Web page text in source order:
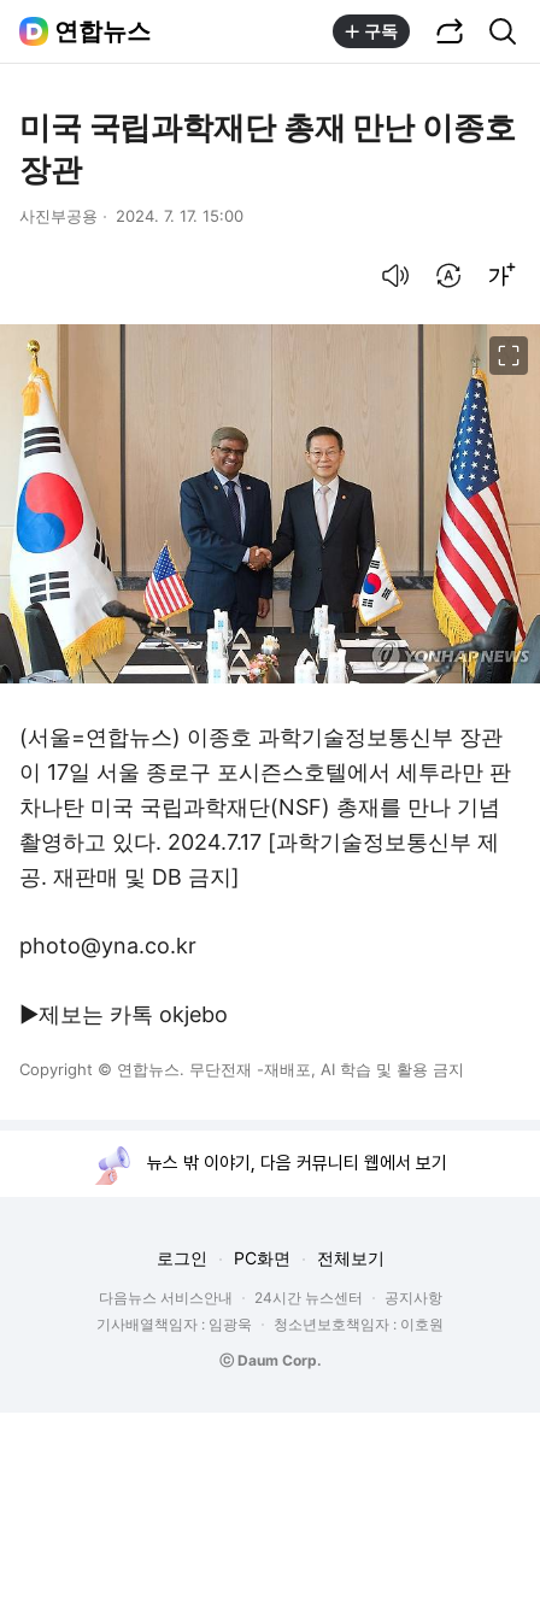
연합뉴스 구독
미국 국립과학재단 총재 만난 이종호
장관
사진부공용 2024. 7. 17. 15:00
(서울=연합뉴스) 이종호 과학기술정보통신부 장관
이 17일 서울 종로구 포시즌스호텔에서 세투라만 판
차나탄 미국 국립과학재단(NSF) 총재를 만나 기념
촬영하고 있다. 2024.7.17 [과학기술정보통신부 제
공. 재판매 및 DB 금지]
photo@yna.co.kr
▶제보는 카톡 okjebo
Copyright © 연합뉴스. 무단전재 -재배포, AI 학습 및 활용 금지
뉴스 밖 이야기, 다음 커뮤니티 웹에서 보기
로그인 PC화면 전체보기
다음뉴스 서비스안내 24시간 뉴스센터
공지사항
기사배열책임자 : 임광욱
청소년보호책임자 : 이호원
ⓒ Daum Corp.